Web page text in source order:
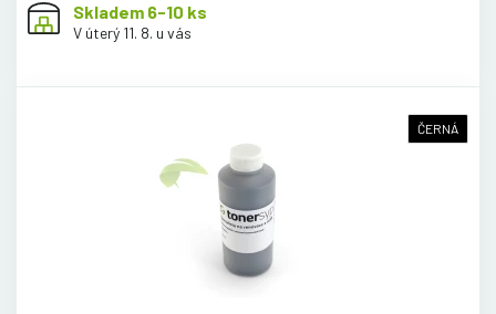
Skladem 6-10 ks
V úterý 11. 8. u vás
ČERNÁ